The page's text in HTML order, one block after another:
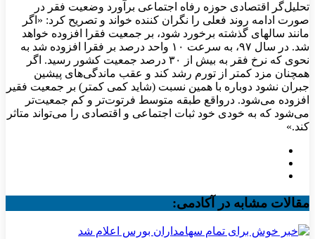
تحلیل‌گر اقتصادی حوزه رفاه اجتماعی برآورد وضعیت فقر در
صورت ادامه روند فعلی را نگران کننده خواند و تصریح کرد: «اگر
مانند سالهای گذشته برخورد شود، بر جمعیت فقرا افزوده خواهد
شد. در سال ۹۷، به سرعت ۱۰ واحد درصد بر فقرا افزوده شد به
نحوی که نرخ فقر به بیش از ۳۰ درصد جمعیت کشور رسید. اگر
همچنان مزد کمتر از تورم رشد کند و عقب ماندگی‌های پیشین
جبران نشود دوباره با همین نسبت (شاید کمی کمتر) بر جمعیت فقیر
افزوده می‌شود. درواقع طبقه متوسط فرتوت‌تر و کم جمعیت‌تر
می‌شود که به خودی خود ثبات اجتماعی و اقتصادی را می‌تواند متاثر
کند.»
مقالات مشابه در آکادمی: